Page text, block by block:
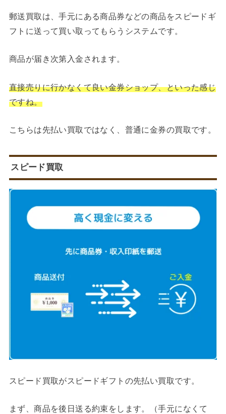
郵送買取は、手元にある商品券などの商品をスピードギ
フトに送って買い取ってもらうシステムです。
商品が届き次第入金されます。
直接売りに行かなくて良い金券ショップ、といった感じ
ですね。
こちらは先払い買取ではなく、普通に金券の買取です。
スピード買取
スピード買取がスピードギフトの先払い買取です。
まず、商品を後日送る約束をします。（手元になくて